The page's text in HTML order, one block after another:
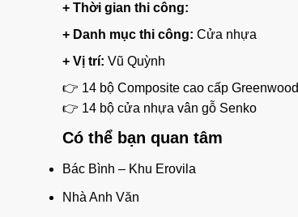
+ Thời gian thi công:
+ Danh mục thi công: Cửa nhựa
+ Vị trí: Vũ Quỳnh
👉 14 bộ Composite cao cấp Greenwood
👉 14 bộ cửa nhựa vân gỗ Senko
Có thể bạn quan tâm
Bác Bình – Khu Erovila
Nhà Anh Văn